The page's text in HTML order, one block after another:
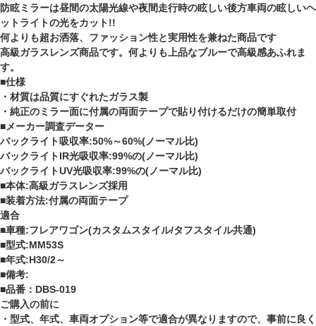
防眩ミラーは昼間の太陽光線や夜間走行時の眩しい後方車両の眩しいヘ
ットライトの光をカット!!
何よりも超お洒落、ファッション性と実用性を兼ねた商品です
高級ガラスレンズ商品です。何よりも上品なブルーで高級感あふれま
す。
■仕様
・材質は品質にすぐれたガラス製
・純正のミラー面に付属の両面テープで貼り付けるだけの簡単取付
■メーカー調査データー
バックライト吸収率:50%～60%(ノーマル比)
バックライトIR光吸収率:99%の(ノーマル比)
バックライトUV光吸収率:99%の(ノーマル比)
■本体:高級ガラスレンズ採用
■装着方法:付属の両面テープ
適合
■車種:フレアワゴン(カスタムスタイル/タフスタイル共通)
■型式:MM53S
■年式:H30/2～
■備考:
■品番：DBS-019
ご購入の前に
・型式、年式、車両オプション等で適合が異なりますので、事前に良く